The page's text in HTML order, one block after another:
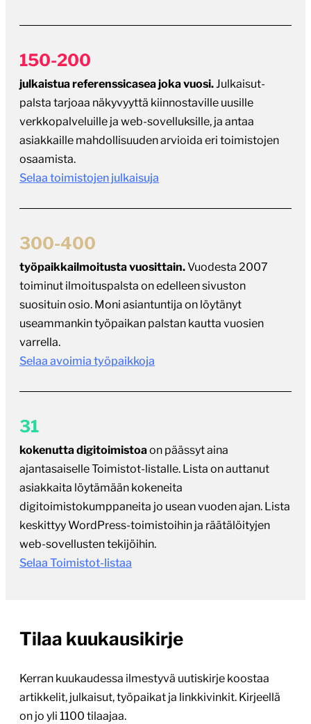
150-200
julkaistua referenssicasea joka vuosi.Julkaisut-
palsta tarjoaa näkyvyyttä kiinnostaville uusille
verkkopalveluille ja web-sovelluksille, ja antaa
asiakkaille mahdollisuuden arvioida eri toimistojen
osaamista.
Selaa toimistojen julkaisuja
300-400
työpaikkailmoitusta vuosittain.Vuodesta 2007
toiminut ilmoituspalsta on edelleen sivuston
suosituin osio. Moni asiantuntija on löytänyt
useammankin työpaikan palstan kautta vuosien
varrella.
Selaa avoimia työpaikkoja
31
kokenutta digitoimistoaon päässyt aina
ajantasaiselle Toimistot-listalle. Lista on auttanut
asiakkaita löytämään kokeneita
digitoimistokumppaneita jo usean vuoden ajan. Lista
keskittyy WordPress-toimistoihin ja räätälöityjen
web-sovellusten tekijöihin.
Selaa Toimistot-listaa
Tilaa kuukausikirje
Kerran kuukaudessa ilmestyvä uutiskirje koostaa
artikkelit, julkaisut, työpaikat ja linkkivinkit. Kirjeellä
on jo yli 1100 tilaajaa.